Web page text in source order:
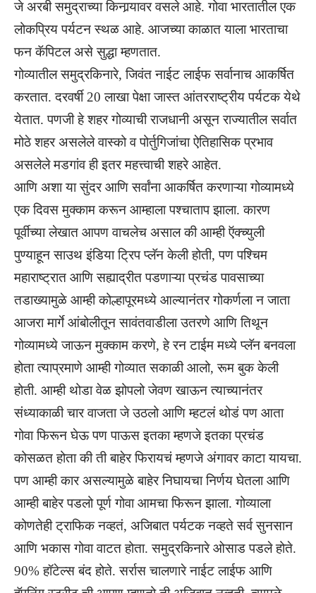
जे अरबी समुद्राच्या किनार्‍यावर वसले आहे. गोवा भारतातील एक
लोकप्रिय पर्यटन स्थळ आहे. आजच्या काळात याला भारताचा
फन कॅपिटल असे सुद्धा म्हणतात.
गोव्यातील समुद्रकिनारे, जिवंत नाईट लाईफ सर्वानाच आकर्षित
करतात. दरवर्षी 20 लाखा पेक्षा जास्त आंतरराष्ट्रीय पर्यटक येथे
येतात. पणजी हे शहर गोव्याची राजधानी असून राज्यातील सर्वात
मोठे शहर असलेले वास्को व पोर्तुगिजांचा ऐतिहासिक प्रभाव
असलेले मडगांव ही इतर महत्त्वाची शहरे आहेत.
आणि अशा या सुंदर आणि सर्वांना आकर्षित करणाऱ्या गोव्यामध्ये
एक दिवस मुक्काम करून आम्हाला पश्चाताप झाला. कारण
पूर्वीच्या लेखात आपण वाचलेच असाल की आम्ही ऍक्च्युली
पुण्याहून साउथ इंडिया ट्रिप प्लॅन केली होती, पण पश्चिम
महाराष्ट्रात आणि सह्याद्रीत पडणाऱ्या प्रचंड पावसाच्या
तडाख्यामुळे आम्ही कोल्हापूरमध्ये आल्यानंतर गोकर्णला न जाता
आजरा मार्गे आंबोलीतून सावंतवाडीला उतरणे आणि तिथून
गोव्यामध्ये जाऊन मुक्काम करणे, हे रन टाईम मध्ये प्लॅन बनवला
होता त्याप्रमाणे आम्ही गोव्यात सकाळी आलो, रूम बुक केली
होती. आम्ही थोडा वेळ झोपलो जेवण खाऊन त्याच्यानंतर
संध्याकाळी चार वाजता जे उठलो आणि म्हटलं थोडं पण आता
गोवा फिरून घेऊ पण पाऊस इतका म्हणजे इतका प्रचंड
कोसळत होता की ती बाहेर फिरायचं म्हणजे अंगावर काटा यायचा.
पण आम्ही कार असल्यामुळे बाहेर निघायचा निर्णय घेतला आणि
आम्ही बाहेर पडलो पूर्ण गोवा आमचा फिरून झाला. गोव्याला
कोणतेही ट्राफिक नव्हतं, अजिबात पर्यटक नव्हते सर्व सुनसान
आणि भकास गोवा वाटत होता. समुद्रकिनारे ओसाड पडले होते.
90% हॉटेल्स बंद होते. सर्रास चालणारे नाईट लाईफ आणि